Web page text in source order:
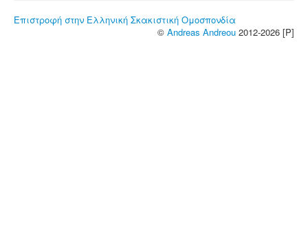
Επιστροφή στην Ελληνική Σκακιστική Ομοσπονδία
© Andreas Andreou 2012-2026 [P]